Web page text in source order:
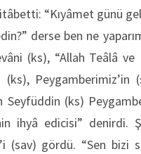
“Kıyâmet günü
derse ben ne
(ks), “Allah Teâlâ
Peygamberimiz’in
(ks)
ihyâ edicisi” denirdi.
(sav) gördü. “Sen bizi